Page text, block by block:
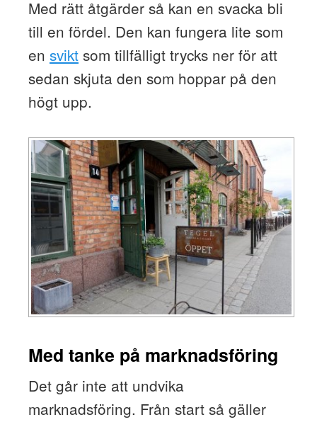
Med rätt åtgärder så kan en svacka bli
till en fördel. Den kan fungera lite som
en sviktsom tillfälligt trycks ner för att
sedan skjuta den som hoppar på den
högt upp.
Med tanke på marknadsföring
Det går inte att undvika
marknadsföring. Från start så gäller